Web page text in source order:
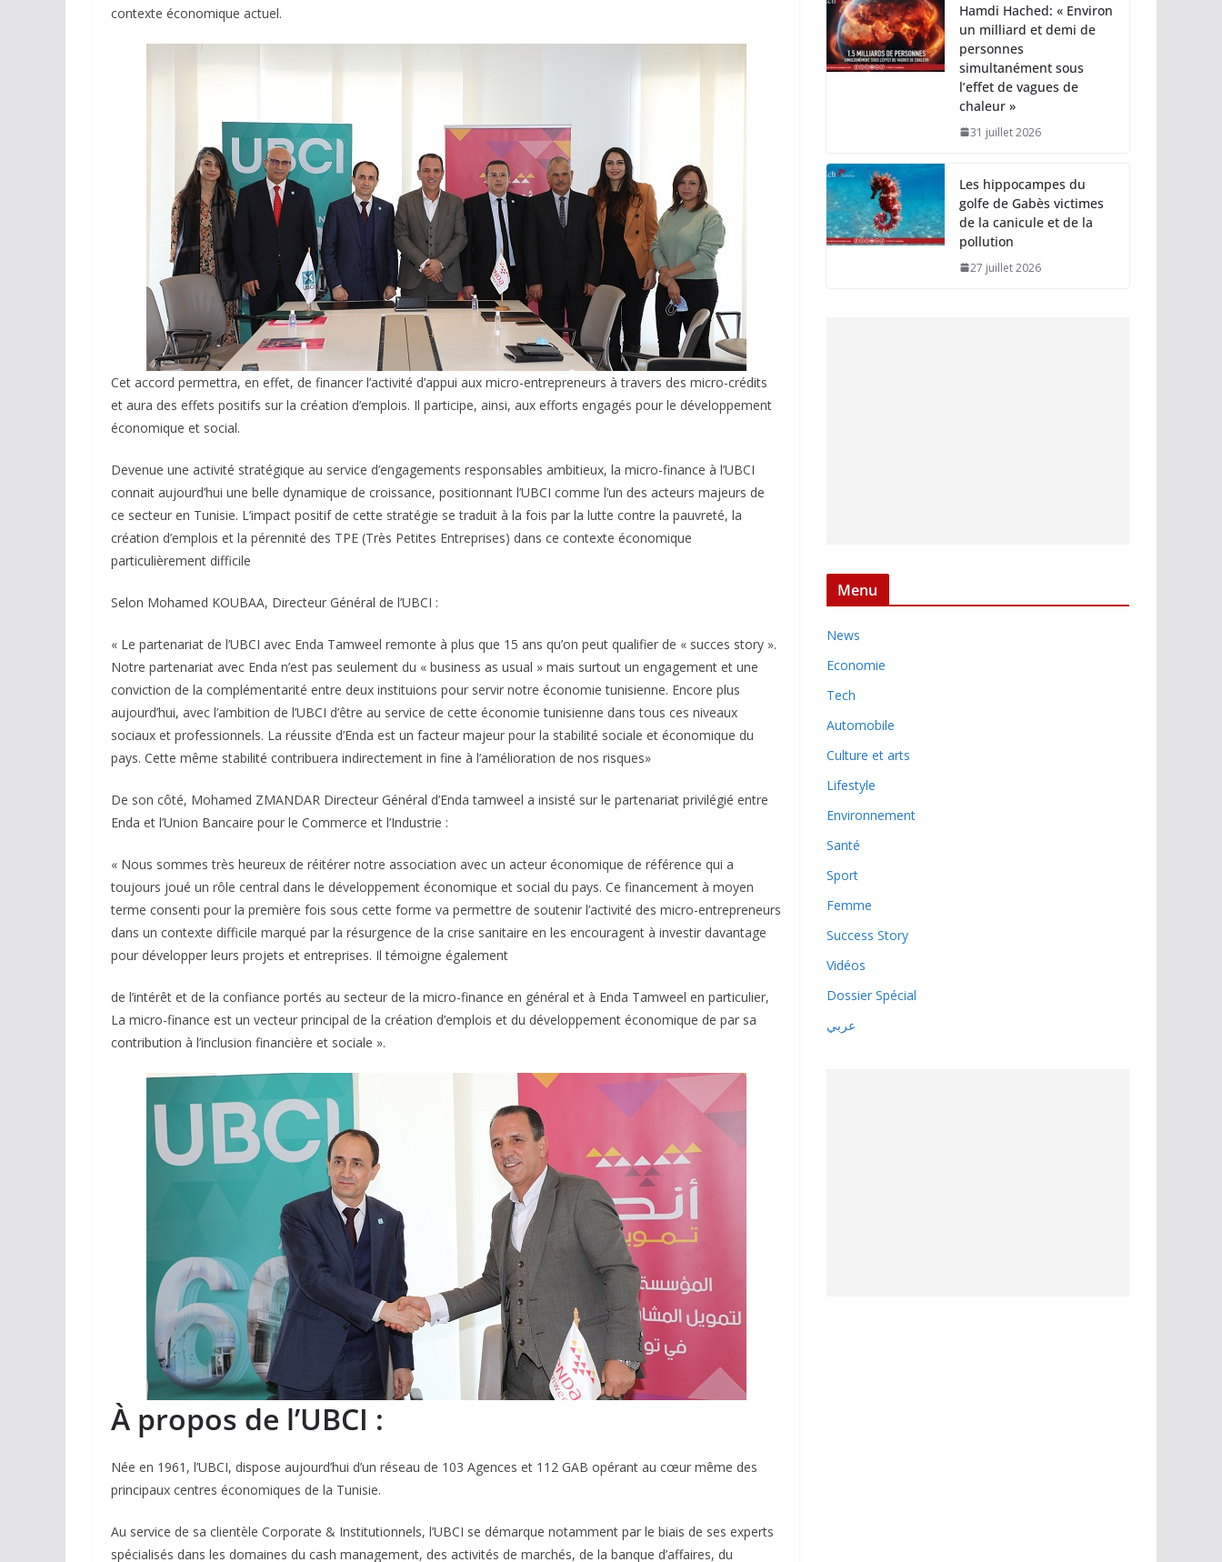
contexte économique actuel.
Cet accord permettra, en effet, de financer l’activité d’appui aux micro-entrepreneurs à travers des micro-crédits
et aura des effets positifs sur la création d’emplois. Il participe, ainsi, aux efforts engagés pour le développement
économique et social.
Devenue une activité stratégique au service d’engagements responsables ambitieux, la micro-finance à l’UBCI
connait aujourd’hui une belle dynamique de croissance, positionnant l’UBCI comme l’un des acteurs majeurs de
ce secteur en Tunisie. L’impact positif de cette stratégie se traduit à la fois par la lutte contre la pauvreté, la
création d’emplois et la pérennité des TPE (Très Petites Entreprises) dans ce contexte économique
particulièrement difficile
Selon Mohamed KOUBAA, Directeur Général de l’UBCI :
« Le partenariat de l’UBCI avec Enda Tamweel remonte à plus que 15 ans qu’on peut qualifier de « succes story ».
Notre partenariat avec Enda n’est pas seulement du « business as usual » mais surtout un engagement et une
conviction de la complémentarité entre deux instituions pour servir notre économie tunisienne. Encore plus
aujourd’hui, avec l’ambition de l’UBCI d’être au service de cette économie tunisienne dans tous ces niveaux
sociaux et professionnels. La réussite d’Enda est un facteur majeur pour la stabilité sociale et économique du
pays. Cette même stabilité contribuera indirectement in fine à l’amélioration de nos risques»
De son côté, Mohamed ZMANDAR Directeur Général d’Enda tamweel a insisté sur le partenariat privilégié entre
Enda et l’Union Bancaire pour le Commerce et l’Industrie :
« Nous sommes très heureux de réitérer notre association avec un acteur économique de référence qui a
toujours joué un rôle central dans le développement économique et social du pays. Ce financement à moyen
terme consenti pour la première fois sous cette forme va permettre de soutenir l’activité des micro-entrepreneurs
dans un contexte difficile marqué par la résurgence de la crise sanitaire en les encouragent à investir davantage
pour développer leurs projets et entreprises. Il témoigne également
de l’intérêt et de la confiance portés au secteur de la micro-finance en général et à Enda Tamweel en particulier,
La micro-finance est un vecteur principal de la création d’emplois et du développement économique de par sa
contribution à l’inclusion financière et sociale ».
À propos de l’UBCI :
Née en 1961, l’UBCI, dispose aujourd’hui d’un réseau de 103 Agences et 112 GAB opérant au cœur même des
principaux centres économiques de la Tunisie.
Au service de sa clientèle Corporate & Institutionnels, l’UBCI se démarque notamment par le biais de ses experts
spécialisés dans les domaines du cash management, des activités de marchés, de la banque d’affaires, du
Hamdi Hached: « Environ
un milliard et demi de
personnes
simultanément sous
l’effet de vagues de
chaleur »
31 juillet 2026
Les hippocampes du
golfe de Gabès victimes
de la canicule et de la
pollution
27 juillet 2026
Menu
News
Economie
Tech
Automobile
Culture et arts
Lifestyle
Environnement
Santé
Sport
Femme
Success Story
Vidéos
Dossier Spécial
عربي